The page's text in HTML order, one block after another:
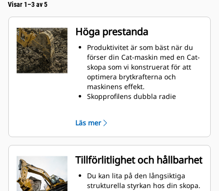
Visar 1–3 av 5
Höga prestanda
Produktivitet är som bäst när du
förser din Cat-maskin med en Cat-
skopa som vi konstruerat för att
optimera brytkrafterna och
maskinens effekt.
Skopprofilens dubbla radie
frigång säkerställer att skopbotten
inte släpar, vilket minskar
underhållskostnaderna.
Bränsleförbrukningstoppar under
grävning. Cat-skoporna är
utformade för att skära genom
material snabbt för att förbättra
Läs mer
Tillförlitlighet och hållbarhet
Du kan lita på den långsiktiga
strukturella styrkan hos din skopa.